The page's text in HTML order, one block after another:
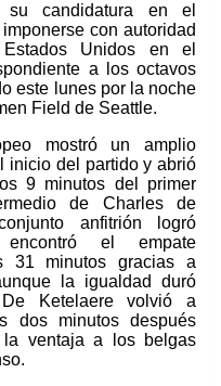
su candidatura en el
con autoridad
Unidos en el
a los octavos
este lunes por la noche
Field de Seattle.
mostró un amplio
inicio del partido y abrió
9 minutos del primer
de Charles de
anfitrión logró
el empate
31 minutos gracias a
la igualdad duró
Ketelaere volvió a
dos minutos después
la ventaja a los belgas